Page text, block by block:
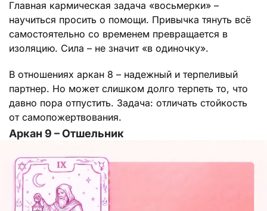
Главная кармическая задача «восьмерки» –
научиться просить о помощи. Привычка тянуть всё
самостоятельно со временем превращается в
изоляцию. Сила – не значит «в одиночку».
В отношениях аркан 8 – надежный и терпеливый
партнер. Но может слишком долго терпеть то, что
давно пора отпустить. Задача: отличать стойкость
от самопожертвования.
Аркан 9 – Отшельник